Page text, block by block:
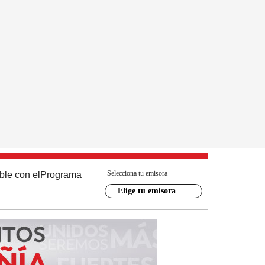
con el Programa Selecciona tu emisora
Elige tu emisora